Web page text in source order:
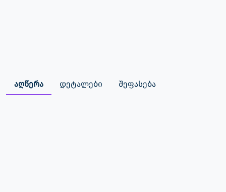
აღწერა დეტალები შეფასება